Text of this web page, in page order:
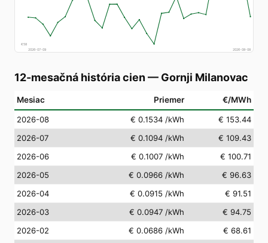
€58
2026-07-09
2026-08-08
12-mesačná história cien — Gornji Milanovac
Mesiac Priemer €/MWh
2026-08 € 0.1534 /kWh
€ 153.44
2026-07
€ 0.1094 /kWh
€ 109.43
2026-06
€ 0.1007 /kWh
€ 100.71
2026-05
€ 0.0966 /kWh
€ 96.63
2026-04
€ 0.0915 /kWh
€ 91.51
2026-03
€ 0.0947 /kWh
€ 94.75
2026-02
€ 0.0686 /kWh
€ 68.61